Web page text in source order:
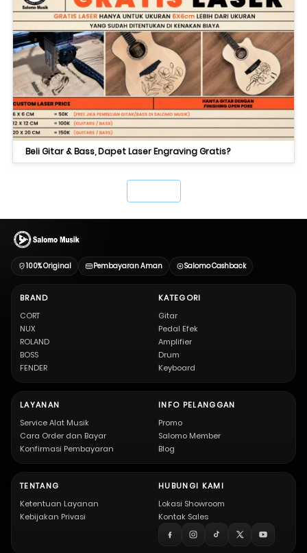
Beli Gitar & Bass, Dapet Laser Engraving Gratis?
100% Original Pembayaran Aman Salomo Cashback
BRAND
CORT
NUX
ROLAND
BOSS
FENDER
KATEGORI
Gitar
Pedal Efek
Amplifier
Drum
Keyboard
LAYANAN
Service Alat Musik
Cara Order dan Bayar
Konfirmasi Pembayaran
INFO PELANGGAN
Promo
Salomo Member
Blog
TENTANG
Ketentuan Layanan
Kebijakan Privasi
HUBUNGI KAMI
Lokasi Showroom
Kontak Sales